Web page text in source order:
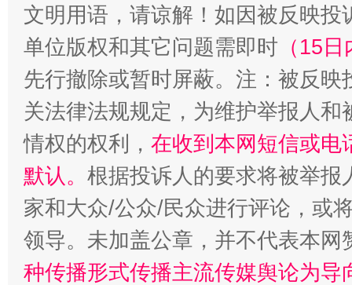
文明用语，请谅解！如因被反映
单位版权和其它问题需即时 （15
先行撤除或暂时屏蔽。注：被反
关法律法规规定，为维护举报人
情权的权利， 在收到本网短信或电
默认。 根据投诉人的要求将被举
家和大众/公众/民众进行评论，或
领导。未加盖公章，并不代表本
种传播形式传播主流传媒舆论为导